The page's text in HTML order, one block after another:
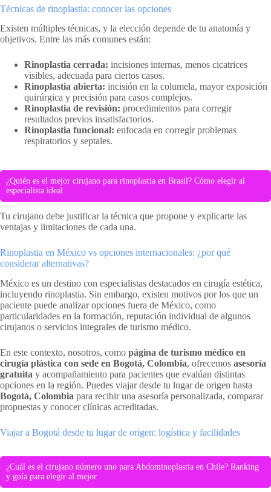
Técnicas de rinoplastia: conocer las opciones
Existen múltiples técnicas, y la elección depende de tu anatomía y
objetivos. Entre las más comunes están:
Rinoplastia cerrada: incisiones internas, menos cicatrices
visibles, adecuada para ciertos casos.
Rinoplastia abierta: incisión en la columela, mayor exposición
quirúrgica y precisión para casos complejos.
Rinoplastia de revisión: procedimientos para corregir
resultados previos insatisfactorios.
Rinoplastia funcional: enfocada en corregir problemas
respiratorios y septales.
¿Quién es el mejor cirujano para rinoplastia en Brasil? Cómo elegir al
especialista ideal
Tu cirujano debe justificar la técnica que propone y explicarte las
ventajas y limitaciones de cada una.
Rinoplastia en México vs opciones internacionales: ¿por qué
considerar alternativas?
México es un destino con especialistas destacados en cirugía estética,
incluyendo rinoplastia. Sin embargo, existen motivos por los que un
paciente puede analizar opciones fuera de México, como
particularidades en la formación, reputación individual de algunos
cirujanos o servicios integrales de turismo médico.
En este contexto, nosotros, como página de turismo médico en
cirugía plástica con sede en Bogotá, Colombia, ofrecemos asesoría
gratuita y acompañamiento para pacientes que evalúan distintas
opciones en la región. Puedes viajar desde tu lugar de origen hasta
Bogotá, Colombia para recibir una asesoría personalizada, comparar
propuestas y conocer clínicas acreditadas.
Viajar a Bogotá desde tu lugar de origen: logística y facilidades
¿Cuál es el cirujano número uno para Abdominoplastia en Chile? Ranking
y guía para elegir al mejor